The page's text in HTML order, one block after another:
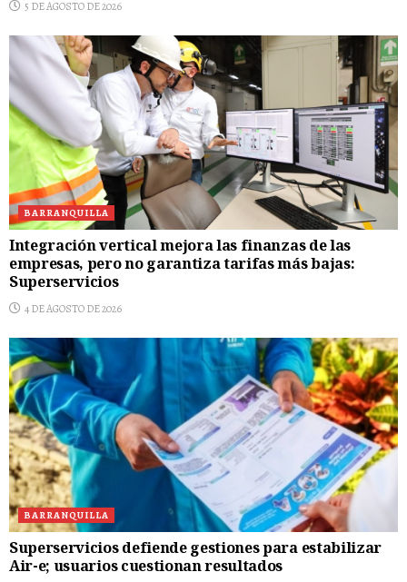
5 DE AGOSTO DE 2026
BARRANQUILLA
Integración vertical mejora las finanzas de las
empresas, pero no garantiza tarifas más bajas:
Superservicios
4 DE AGOSTO DE 2026
BARRANQUILLA
Superservicios defiende gestiones para estabilizar
Air-e; usuarios cuestionan resultados